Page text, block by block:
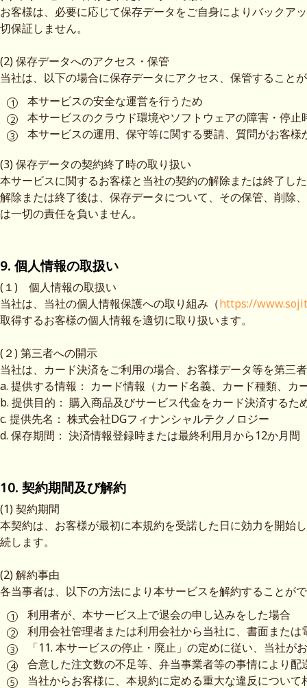
お客様は、必要に応じて保存データをご自身によりバックア
切保証しません。
(2) 保存データへのアクセス・保管
当社は、以下の場合に保存データにアクセス、保管すること
本サービスの安全な運営を行うため
本サービスのクラウド環境やソフトウェアの障害・停止
本サービスの運用、保守等に関する要請、質問がお客
(3) 保存データの契約終了時の取り扱い
本サービスに関するお客様と当社の契約の解除または終了し
解除または終了後は、保存データについて、その保管、削除
は一切の責任を負いません。
9. 個人情報の取扱い
(１) 個人情報の取扱い
当社は、当社の個人情報保護への取り組み（https://
取得するお客様の個人情報を適切に取り扱います。
(２) 第三者への開示
当社は、カード決済をご利用の場合、お客様データ等を第三
a. 提供する情報： カード情報（カード名義、カード種類、
b. 提供目的： 購入商品及びサービス代金をカード決済するた
c. 提供先名： 株式会社DGフィナンシャルテクノロジー
d. 保存期間： 決済情報登録時または最終利用月から12か月間
10. 契約期間及び解約
(1) 契約期間
本契約は、お客様が最初に本規約を受諾した日に効力を開始
続します。
(2) 解約事由
各当事者は、以下の方法により本サービスを解約することが
利用者が、本サービス上で退会の申し込みをした場合
利用会社管理者または利用会社から当社に、書面また
「11. 本サービスの停止・廃止」の定めに従い、当社
合意した注文数の不足等、弁当事業者等の事情により配
当社からお客様に、本規約に定める重大な違反につい